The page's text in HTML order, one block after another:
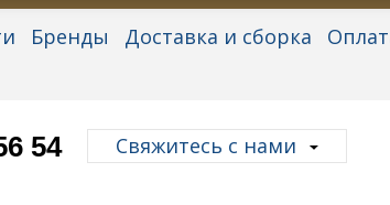
Бренды Доставка и сборка
54 Свяжитесь с нами